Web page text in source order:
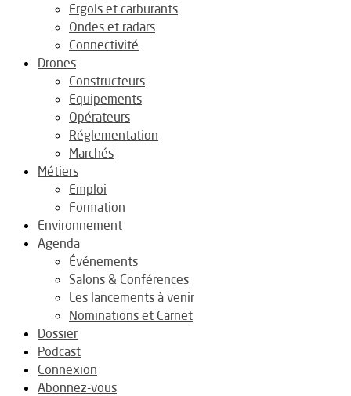
Ergols et carburants
Ondes et radars
Connectivité
Drones
Constructeurs
Equipements
Opérateurs
Réglementation
Marchés
Métiers
Emploi
Formation
Environnement
Agenda
Événements
Salons & Conférences
Les lancements à venir
Nominations et Carnet
Dossier
Podcast
Connexion
Abonnez-vous